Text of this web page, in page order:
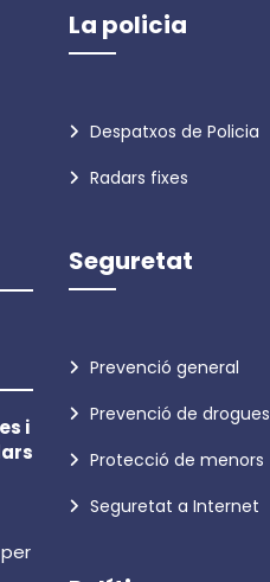
i
La policia
Despatxos de Policia
Radars fixes
Seguretat
Prevenció general
Prevenció de drogues
Protecció de menors
Seguretat a Internet